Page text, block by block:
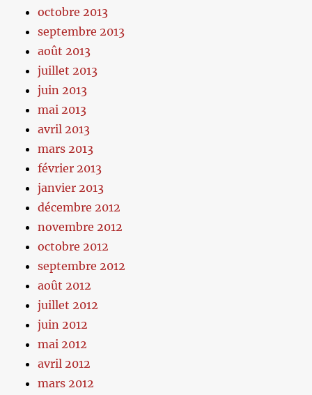
octobre 2013
septembre 2013
août 2013
juillet 2013
juin 2013
mai 2013
avril 2013
mars 2013
février 2013
janvier 2013
décembre 2012
novembre 2012
octobre 2012
septembre 2012
août 2012
juillet 2012
juin 2012
mai 2012
avril 2012
mars 2012